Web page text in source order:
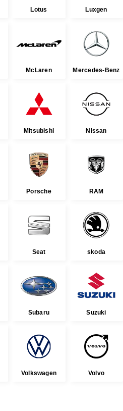
Lotus Luxgen
McLaren Mercedes-Benz
Mitsubishi Nissan
Porsche RAM
Seat skoda
Subaru Suzuki
Volkswagen Volvo